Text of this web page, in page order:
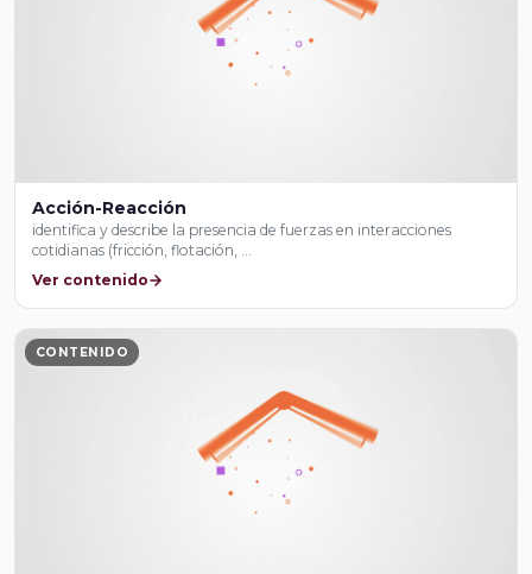
Acción-Reacción
identifica y describe la presencia de fuerzas en interacciones
cotidianas (fricción, flotación, …
Ver contenido
CONTENIDO